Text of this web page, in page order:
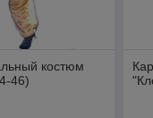
костюм
46)